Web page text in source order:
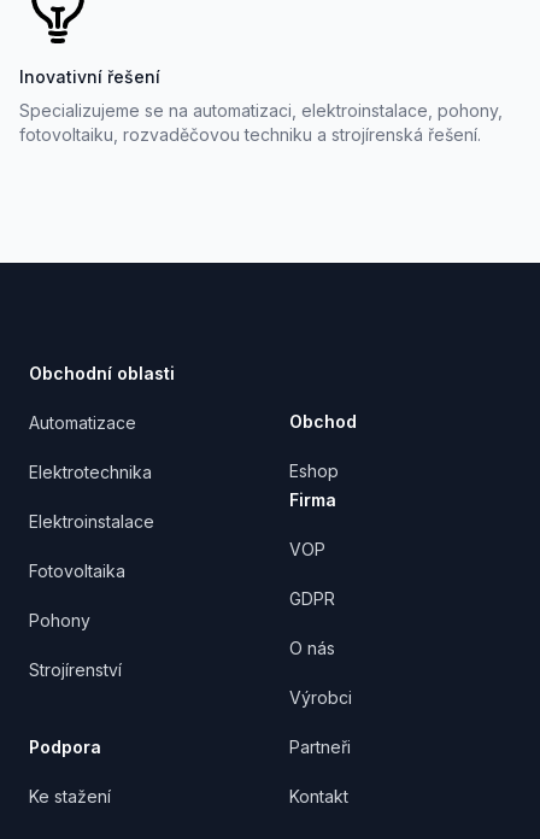
Inovativní řešení
Specializujeme se na automatizaci, elektroinstalace, pohony,
fotovoltaiku, rozvaděčovou techniku a strojírenská řešení.
Obchodní oblasti
Automatizace
Elektrotechnika
Elektroinstalace
Fotovoltaika
Pohony
Strojírenství
Podpora
Ke stažení
Obchod
Eshop
Firma
VOP
GDPR
O nás
Výrobci
Partneři
Kontakt